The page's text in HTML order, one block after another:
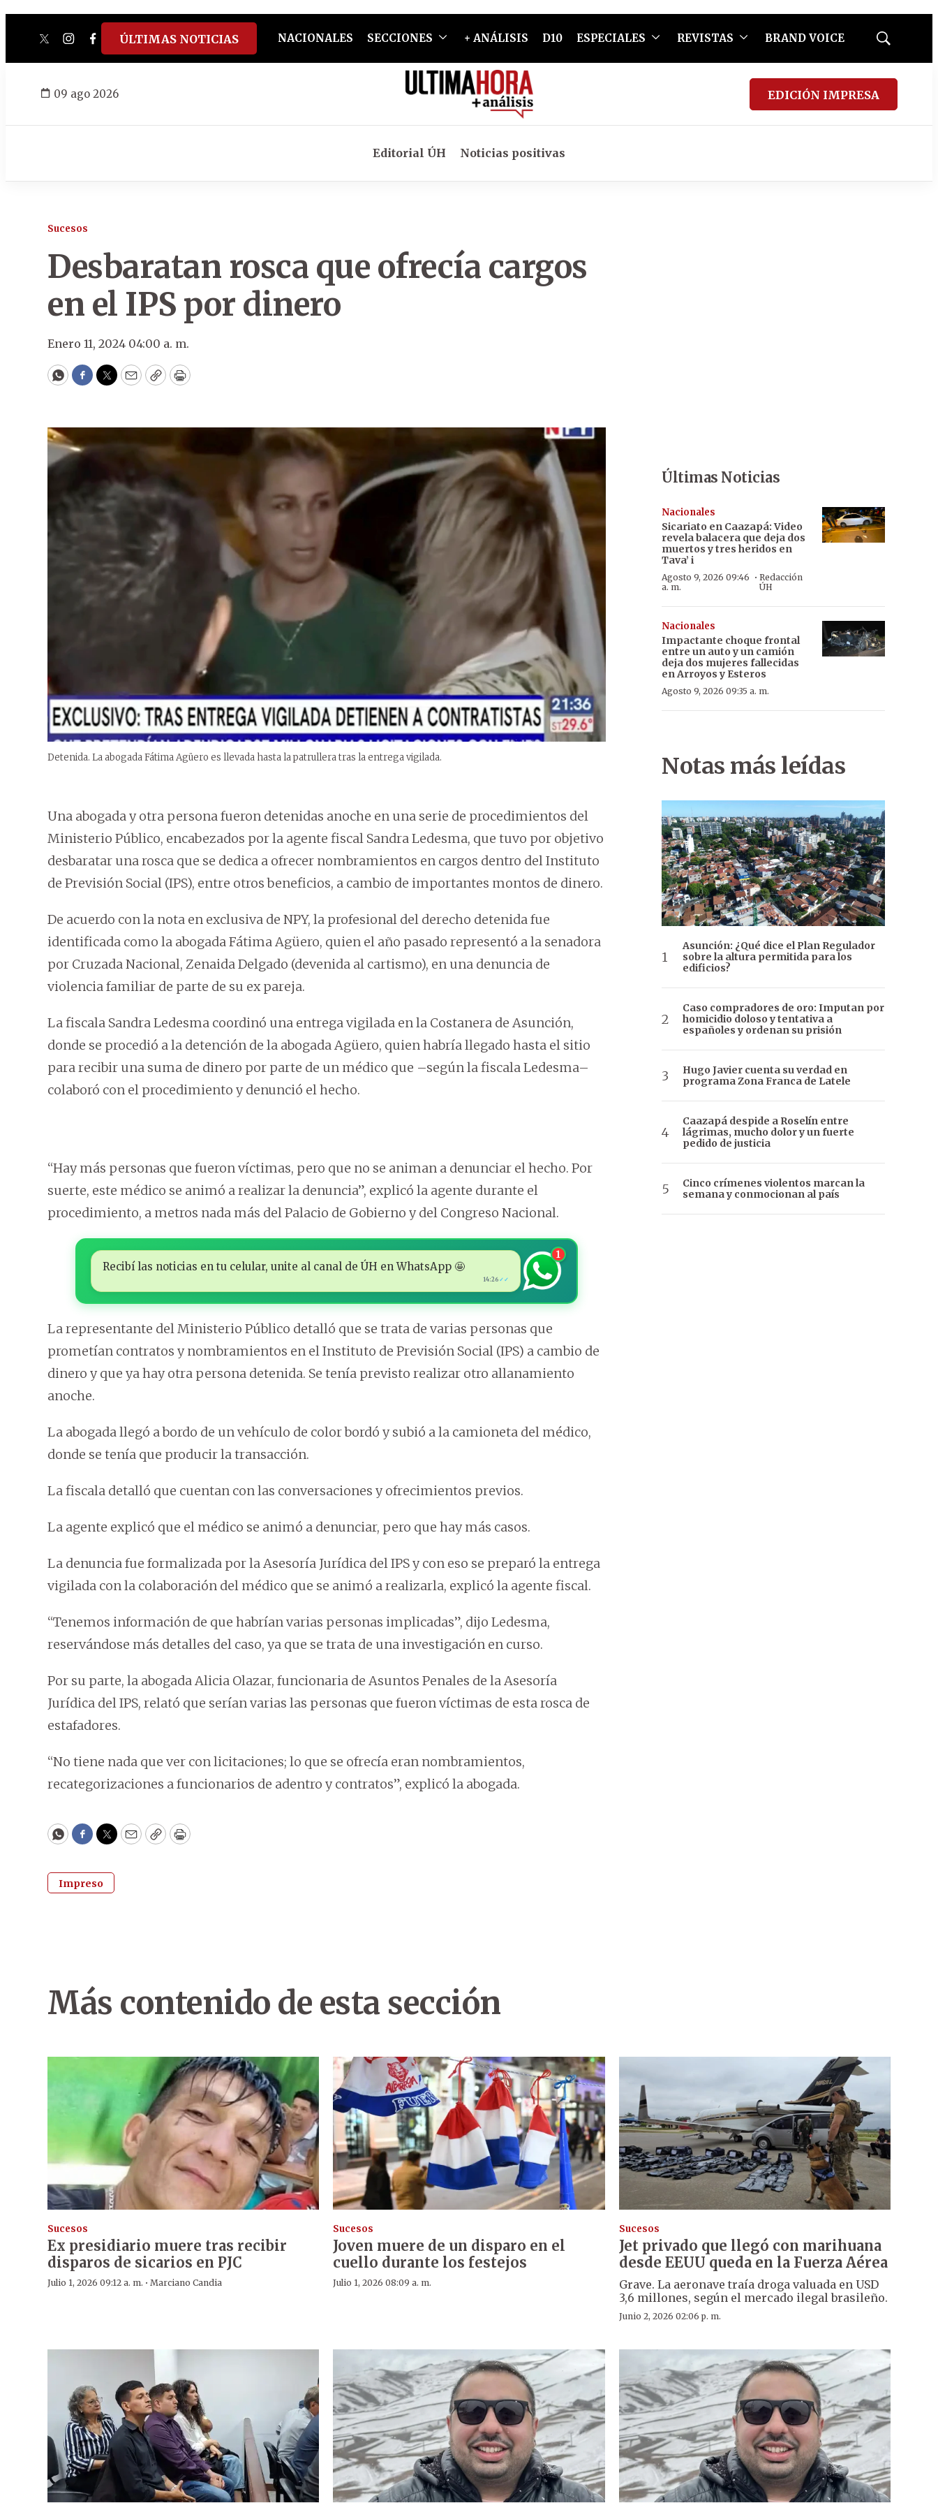
twitterinstagram
facebook
tiktokyoutube
spotify
ÚLTIMAS NOTICIAS NACIONALES SECCIONES + ANÁLISIS D10 ESPECIALES REVISTAS BRAND VOICE
Mostrar
09 ago 2026 EDICIÓN IMPRESA
Editorial ÚH Noticias positivas
Sucesos
Desbaratan rosca que ofrecía cargos
en el IPS por dinero
Enero 11, 2024 04:00 a. m.
WhatsApp
Facebook
Twitter
EmailCopyPrint
Detenida. La abogada Fátima Agüero es llevada hasta la patrullera tras la entrega vigilada.
Una abogada y otra persona fueron detenidas anoche en una serie de procedimientos del
Ministerio Público, encabezados por la agente fiscal Sandra Ledesma, que tuvo por objetivo
desbaratar una rosca que se dedica a ofrecer nombramientos en cargos dentro del Instituto
de Previsión Social (IPS), entre otros beneficios, a cambio de importantes montos de dinero.
De acuerdo con la nota en exclusiva de NPY, la profesional del derecho detenida fue
identificada como la abogada Fátima Agüero, quien el año pasado representó a la senadora
por Cruzada Nacional, Zenaida Delgado (devenida al cartismo), en una denuncia de
violencia familiar de parte de su ex pareja.
La fiscala Sandra Ledesma coordinó una entrega vigilada en la Costanera de Asunción,
donde se procedió a la detención de la abogada Agüero, quien habría llegado hasta el sitio
para recibir una suma de dinero por parte de un médico que –según la fiscala Ledesma–
colaboró con el procedimiento y denunció el hecho.
“Hay más personas que fueron víctimas, pero que no se animan a denunciar el hecho. Por
suerte, este médico se animó a realizar la denuncia”, explicó la agente durante el
procedimiento, a metros nada más del Palacio de Gobierno y del Congreso Nacional.
Recibí las noticias en tu celular, unite al canal de ÚH en WhatsApp 🤩
14:26 ✓✓
1
La representante del Ministerio Público detalló que se trata de varias personas que
prometían contratos y nombramientos en el Instituto de Previsión Social (IPS) a cambio de
dinero y que ya hay otra persona detenida. Se tenía previsto realizar otro allanamiento
anoche.
La abogada llegó a bordo de un vehículo de color bordó y subió a la camioneta del médico,
donde se tenía que producir la transacción.
La fiscala detalló que cuentan con las conversaciones y ofrecimientos previos.
La agente explicó que el médico se animó a denunciar, pero que hay más casos.
La denuncia fue formalizada por la Asesoría Jurídica del IPS y con eso se preparó la entrega
vigilada con la colaboración del médico que se animó a realizarla, explicó la agente fiscal.
“Tenemos información de que habrían varias personas implicadas”, dijo Ledesma,
reservándose más detalles del caso, ya que se trata de una investigación en curso.
Por su parte, la abogada Alicia Olazar, funcionaria de Asuntos Penales de la Asesoría
Jurídica del IPS, relató que serían varias las personas que fueron víctimas de esta rosca de
estafadores.
“No tiene nada que ver con licitaciones; lo que se ofrecía eran nombramientos,
recategorizaciones a funcionarios de adentro y contratos”, explicó la abogada.
WhatsApp
Facebook
Twitter
EmailCopyPrint
Impreso
Últimas Noticias
Nacionales
Sicariato en Caazapá: Video
revela balacera que deja dos
muertos y tres heridos en
Tava’ i
Agosto 9, 2026 09:46
a. m.
·Redacción
ÚH
Nacionales
Impactante choque frontal
entre un auto y un camión
deja dos mujeres fallecidas
en Arroyos y Esteros
Agosto 9, 2026 09:35 a. m.
Notas más leídas
Asunción: ¿Qué dice el Plan Regulador
sobre la altura permitida para los
edificios?
Caso compradores de oro: Imputan por
homicidio doloso y tentativa a
españoles y ordenan su prisión
Hugo Javier cuenta su verdad en
programa Zona Franca de Latele
Caazapá despide a Roselín entre
lágrimas, mucho dolor y un fuerte
pedido de justicia
Cinco crímenes violentos marcan la
semana y conmocionan al país
Más contenido de esta sección
Sucesos
Ex presidiario muere tras recibir
disparos de sicarios en PJC
Julio 1, 2026 09:12 a. m. · Marciano Candia
Sucesos
Joven muere de un disparo en el
cuello durante los festejos
Julio 1, 2026 08:09 a. m.
Sucesos
Jet privado que llegó con marihuana
desde EEUU queda en la Fuerza Aérea
Grave. La aeronave traía droga valuada en USD
3,6 millones, según el mercado ilegal brasileño.
Junio 2, 2026 02:06 p. m.